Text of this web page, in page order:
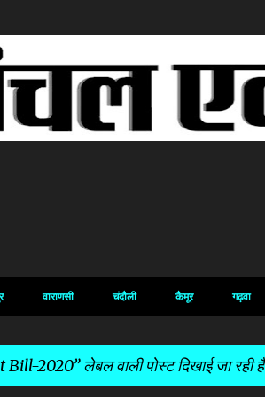
वाराणसी चंदौली कैमूर गढ़वा
Bill-2020 लेबल वाली पोस्ट दिखाई जा रही हैं